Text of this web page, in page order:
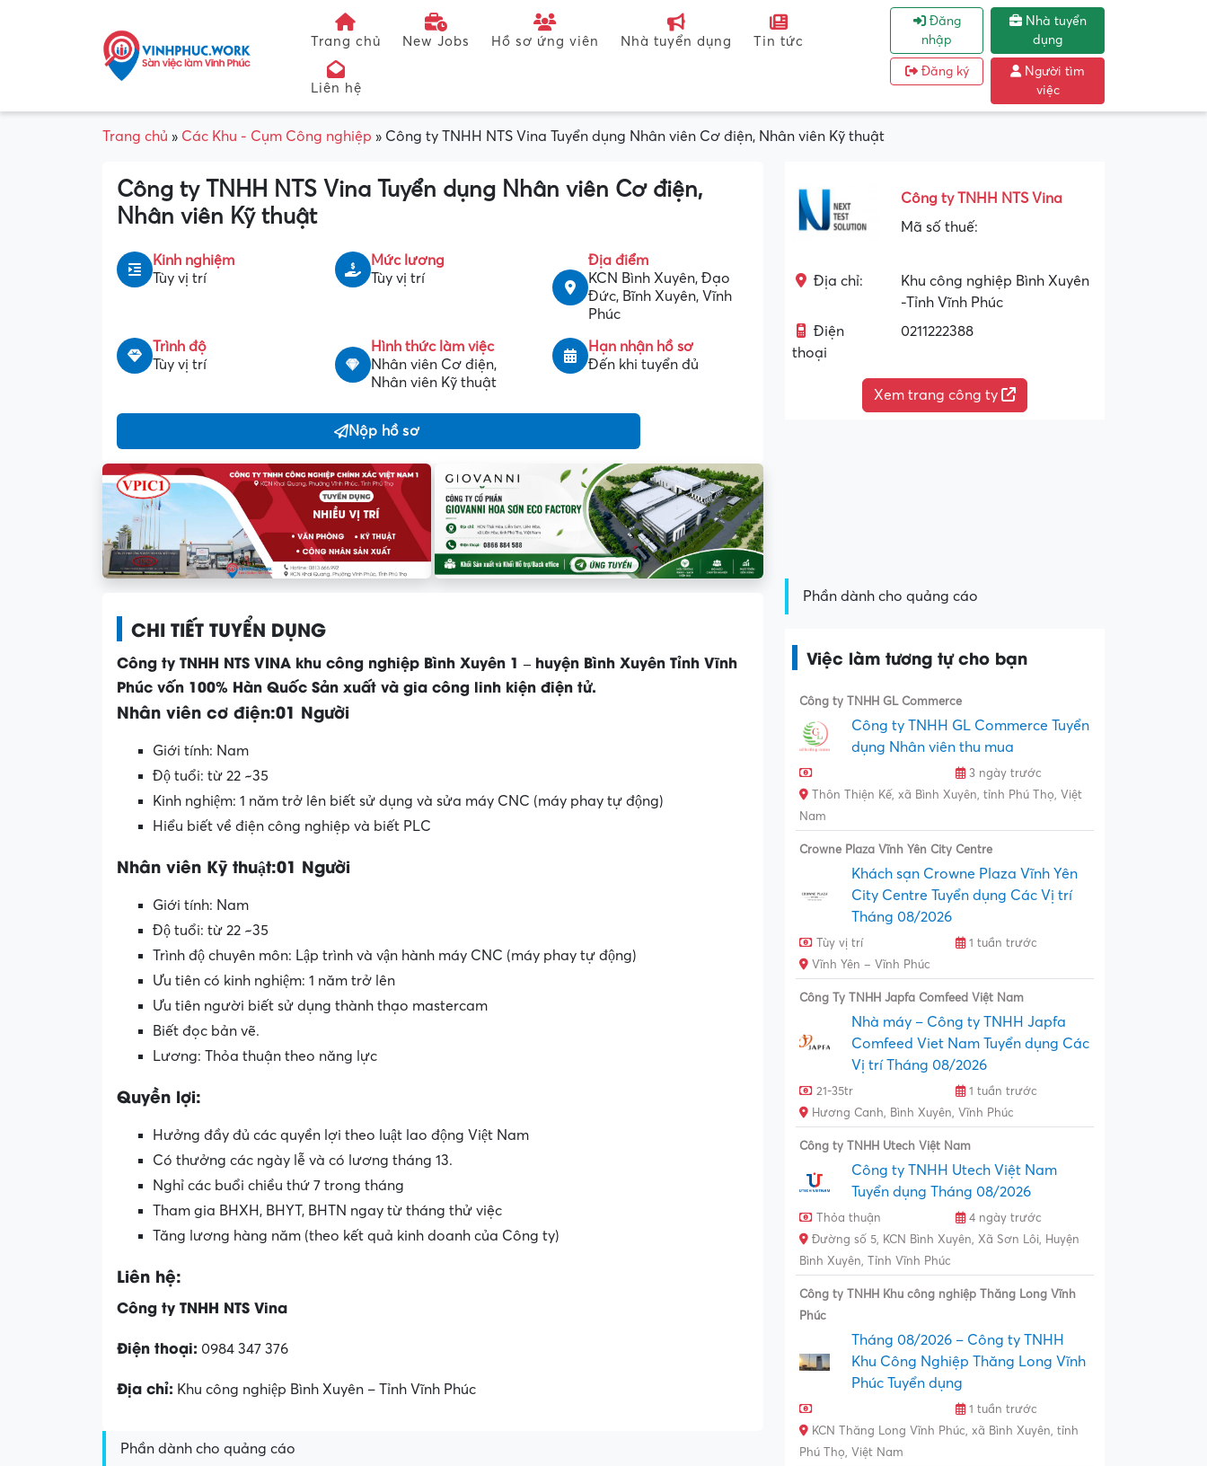
Trang chủ New Jobs Hồ sơ ứng viên Nhà tuyển dụng Tin tức
Liên hệ
Đăng
nhập
Đăng ký
Nhà tuyển
dụng
Người tìm
việc
Trang chủ » Các Khu - Cụm Công nghiệp » Công ty TNHH NTS Vina Tuyển dụng Nhân viên Cơ điện, Nhân viên Kỹ thuật
Công ty TNHH NTS Vina Tuyển dụng Nhân viên Cơ điện,
Nhân viên Kỹ thuật
Kinh nghiệm
Tùy vị trí
Mức lương
Tùy vị trí
Địa điểm
KCN Bình Xuyên, Đạo
Đức, Bĩnh Xuyên, Vĩnh
Phúc
Trình độ
Tùy vị trí
Hình thức làm việc
Nhân viên Cơ điện,
Nhân viên Kỹ thuật
Hạn nhận hồ sơ
Đến khi tuyển đủ
Nộp hồ sơ
Công ty TNHH NTS Vina
Mã số thuế:
Địa chỉ:
Khu công nghiệp Bình Xuyên
-Tỉnh Vĩnh Phúc
Điện
thoại
0211222388
Xem trang công ty
CHI TIẾT TUYỂN DỤNG
Công ty TNHH NTS VINA khu công nghiệp Bình Xuyên 1 – huyện Bình Xuyên Tỉnh Vĩnh
Phúc vốn 100% Hàn Quốc Sản xuất và gia công linh kiện điện tử.
Nhân viên cơ điện:01 Người
Giới tính: Nam
Độ tuổi: từ 22 ~35
Kinh nghiệm: 1 năm trở lên biết sử dụng và sửa máy CNC (máy phay tự động)
Hiểu biết về điện công nghiệp và biết PLC
Nhân viên Kỹ thuật:01 Người
Giới tính: Nam
Độ tuổi: từ 22 ~35
Trình độ chuyên môn: Lập trình và vận hành máy CNC (máy phay tự động)
Ưu tiên có kinh nghiệm: 1 năm trở lên
Ưu tiên người biết sử dụng thành thạo mastercam
Biết đọc bản vẽ.
Lương: Thỏa thuận theo năng lực
Quyền lợi:
Hưởng đầy đủ các quyền lợi theo luật lao động Việt Nam
Có thưởng các ngày lễ và có lương tháng 13.
Nghỉ các buổi chiều thứ 7 trong tháng
Tham gia BHXH, BHYT, BHTN ngay từ tháng thử việc
Tăng lương hàng năm (theo kết quả kinh doanh của Công ty)
Liên hệ:
Công ty TNHH NTS Vina
Điện thoại: 0984 347 376
Địa chỉ: Khu công nghiệp Bình Xuyên – Tỉnh Vĩnh Phúc
Phần dành cho quảng cáo
Phần dành cho quảng cáo
Việc làm tương tự cho bạn
Công ty TNHH GL Commerce
Công ty TNHH GL Commerce Tuyển
dụng Nhân viên thu mua
3 ngày trước
Thôn Thiện Kế, xã Bình Xuyên, tỉnh Phú Thọ, Việt
Nam
Crowne Plaza Vĩnh Yên City Centre
Khách sạn Crowne Plaza Vĩnh Yên
City Centre Tuyển dụng Các Vị trí
Tháng 08/2026
Tùy vị trí
1 tuần trước
Vĩnh Yên – Vĩnh Phúc
Công Ty TNHH Japfa Comfeed Việt Nam
Nhà máy – Công ty TNHH Japfa
Comfeed Viet Nam Tuyển dụng Các
Vị trí Tháng 08/2026
21-35tr
1 tuần trước
Hương Canh, Bình Xuyên, Vĩnh Phúc
Công ty TNHH Utech Việt Nam
Công ty TNHH Utech Việt Nam
Tuyển dụng Tháng 08/2026
Thỏa thuận
4 ngày trước
Đường số 5, KCN Bình Xuyên, Xã Sơn Lôi, Huyện
Bình Xuyên, Tỉnh Vĩnh Phúc
Công ty TNHH Khu công nghiệp Thăng Long Vĩnh
Phúc
Tháng 08/2026 – Công ty TNHH
Khu Công Nghiệp Thăng Long Vĩnh
Phúc Tuyển dụng
1 tuần trước
KCN Thăng Long Vĩnh Phúc, xã Bình Xuyên, tỉnh
Phú Thọ, Việt Nam